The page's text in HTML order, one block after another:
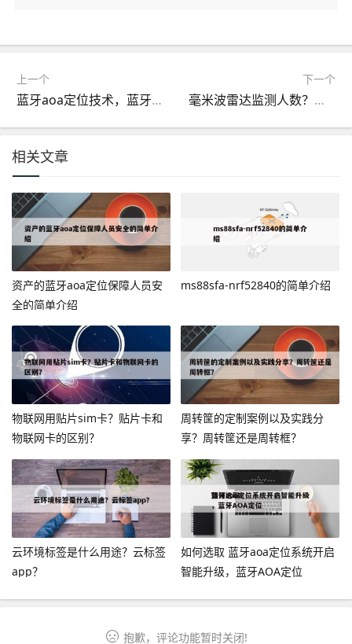
上一个
蓝牙aoa定位技术，蓝牙定位是什么意思？
下一个
毫米波雷达监测人数？毫米波雷达测距范围？
相关文章
资产的蓝牙aoa定位保障人员安
全的简单介绍
ms88sfa-nrf52840的简单介绍
物联网用贴片sim卡？贴片卡和
物联网卡的区别？
周转筐的定制案例以及实践分
享？周转筐还是周转框？
云环境标签是什么用途？云标签
app？
如何选取 蓝牙aoa定位系统开启
智能升级，蓝牙AOA定位
抱歉，评论功能暂时关闭!